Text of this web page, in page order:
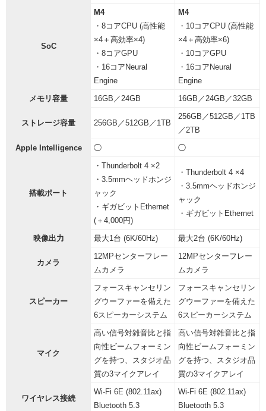
SoC
M4
・8コアCPU (高性能
×4＋高効率×4)
・8コアGPU
・16コアNeural
Engine
M4
・10コアCPU (高性能
×4＋高効率×6)
・10コアGPU
・16コアNeural
Engine
メモリ容量
16GB／24GB 16GB／24GB／32GB
ストレージ容量 256GB／512GB／1TB
256GB／512GB／1TB
／2TB
Apple Intelligence
◯ ◯
搭載ポート
・Thunderbolt 4 ×2
・3.5mmヘッドホンジ
ャック
・ギガビットEthernet
(＋4,000円)
・Thunderbolt 4 ×4
・3.5mmヘッドホンジ
ャック
・ギガビットEthernet
映像出力 最大1台 (6K/60Hz) 最大2台 (6K/60Hz)
カメラ
12MPセンターフレー
ムカ メ ラ
12MPセンターフレー
ムカ メ ラ
スピーカー
フォースキャンセリン
グウーファーを備えた
6スピーカーシ ス テ ム
フォースキャンセリン
グウーファーを備えた
6スピーカーシ ス テ ム
マイク
高い信号対雑音比と指
向性ビームフォーミン
グを持つ、スタジオ品
質の3マイクア レ イ
高い信号対雑音比と指
向性ビームフォーミン
グを持つ、スタジオ品
質の3マイクア レ イ
ワイヤレス接続
Wi-Fi 6E (802.11ax)
Bluetooth 5.3
Wi-Fi 6E (802.11ax)
Bluetooth 5.3